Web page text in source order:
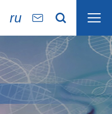
ru   